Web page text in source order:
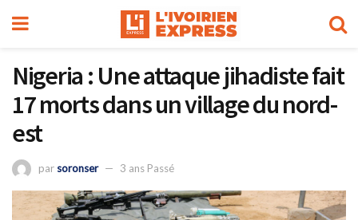
Nigeria : Une attaque jihadiste fait
17 morts dans un village du nord-
est
par soronser 3 ans Passé